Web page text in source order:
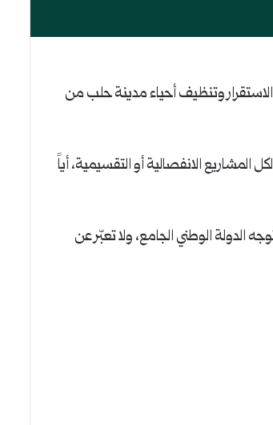
وتنظيف أحياء مدينة حلب من
الانفصالية أو التقسيمية، أياً
الوطني الجامع، ولا تعبّر عن